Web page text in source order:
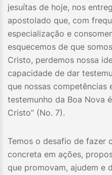
jesuítas de hoje, nos
apostolado que, com
especialização e
esquecemos de que
Cristo, perdemos nossa
capacidade de dar
que nossas competências
testemunho da Boa Nova
Cristo” (No. 7).
Temos o desafio de fazer
concreta em ações,
que promovam, ajudem e